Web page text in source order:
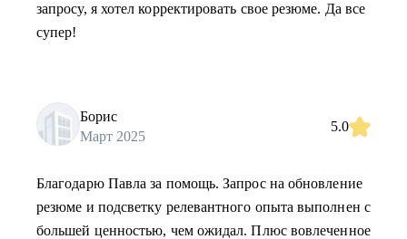
запросу, я хотел корректировать свое резюме. Да все
супер!
Борис
Март 2025
5.0
Благодарю Павла за помощь. Запрос на обновление
резюме и подсветку релевантного опыта выполнен с
большей ценностью, чем ожидал. Плюс вовлеченное